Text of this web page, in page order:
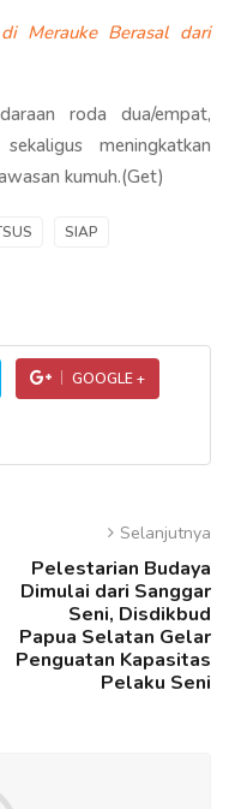
Merauke Berasal dari
roda dua/empat,
meningkatkan
kumuh.(Get)
SIAP
GOOGLE +
Selanjutnya
Pelestarian Budaya
Dimulai dari Sanggar
Seni, Disdikbud
Papua Selatan Gelar
Penguatan Kapasitas
Pelaku Seni